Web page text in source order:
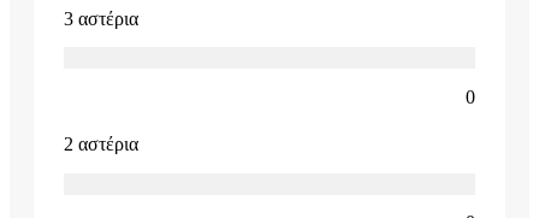
3 αστέρια
0
2 αστέρια